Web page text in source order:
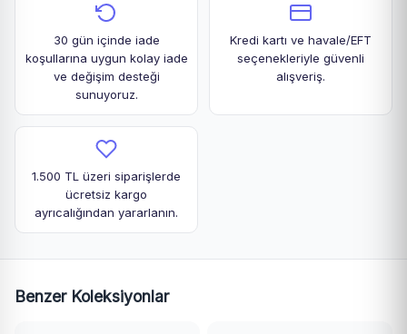
30 gün içinde iade
koşullarına uygun kolay iade
ve değişim desteği
sunuyoruz.
Kredi kartı ve havale/EFT
seçenekleriyle güvenli
alışveriş.
1.500 TL üzeri siparişlerde
ücretsiz kargo
ayrıcalığından yararlanın.
Benzer Koleksiyonlar